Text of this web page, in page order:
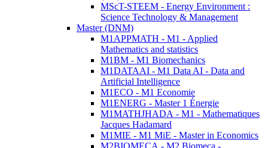
MScT-STEEM - Energy Environment :
Science Technology & Management
Master (DNM)
M1APPMATH - M1 - Applied
Mathematics and statistics
M1BM - M1 Biomechanics
M1DATAAI - M1 Data AI - Data and
Artificial Intelligence
M1ECO - M1 Economie
M1ENERG - Master 1 Énergie
M1MATHJHADA - M1 - Mathematiques
Jacques Hadamard
M1MIE - M1 MiE - Master in Economics
M2BIOMECA - M2 Biomeca -